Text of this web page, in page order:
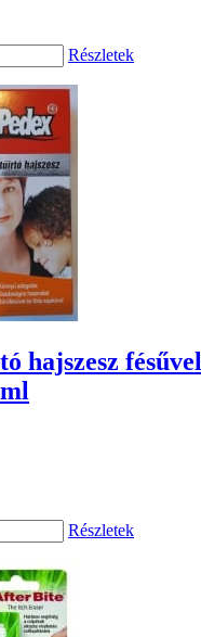
Részletek
hajszesz
Részletek